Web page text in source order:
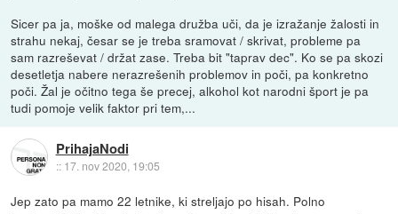
Sicer pa ja, moške od malega družba uči, da je izražanje žalosti in
strahu nekaj, česar se je treba sramovat / skrivat, probleme pa
sam razreševat / držat zase. Treba bit "taprav dec". Ko se pa skozi
desetletja nabere nerazrešenih problemov in poči, pa konkretno
poči. Žal je očitno tega še precej, alkohol kot narodni šport je pa
tudi pomoje velik faktor pri tem,...
PrihajaNodi
:: 17. nov 2020, 19:05
Jep zato pa mamo 22 letnike, ki streljajo po hisah. Polno